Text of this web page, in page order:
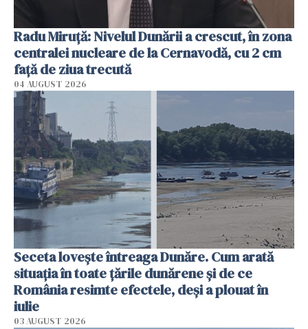
Radu Miruţă: Nivelul Dunării a crescut, în zona
centralei nucleare de la Cernavodă, cu 2 cm
faţă de ziua trecută
04 AUGUST 2026
Seceta lovește întreaga Dunăre. Cum arată
situația în toate țările dunărene și de ce
România resimte efectele, deși a plouat în
iulie
03 AUGUST 2026